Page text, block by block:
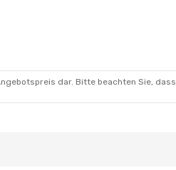
dar. Bitte beachten Sie, dass